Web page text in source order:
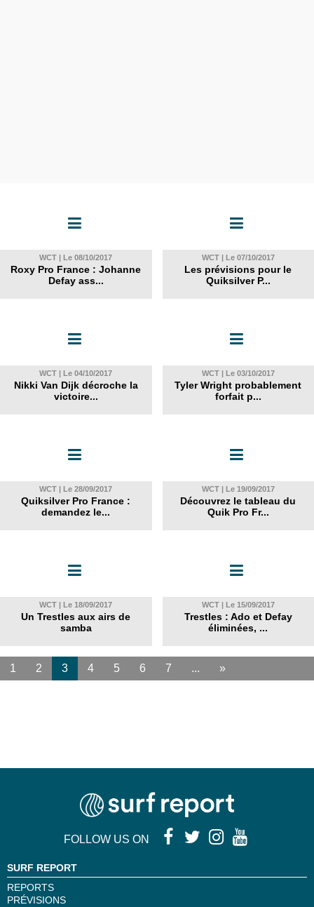
WCT | Le 08/10/2017
Roxy Pro France : Johanne
Defay ass...
WCT | Le 07/10/2017
Les prévisions pour le
Quiksilver P...
WCT | Le 04/10/2017
Nikki Van Dijk décroche la
victoire...
WCT | Le 03/10/2017
Tyler Wright probablement
forfait p...
WCT | Le 28/09/2017
Quiksilver Pro France :
demandez le...
WCT | Le 19/09/2017
Découvrez le tableau du
Quik Pro Fr...
WCT | Le 18/09/2017
Un Trestles aux airs de
samba
WCT | Le 15/09/2017
Trestles : Ado et Defay
éliminées, ...
1 2 3 4 5 6 7 ... »
FOLLOW US ON
SURF REPORT
REPORTS
PRÉVISIONS